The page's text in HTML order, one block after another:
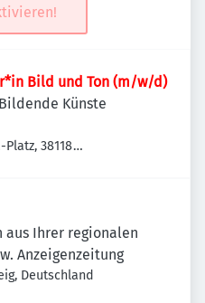
Bild und Ton (m/w/d)
Künste
Platz, 38118
aus Ihrer regionalen
Tageszeitung bzw. Anzeigenzeitung
Deutschland